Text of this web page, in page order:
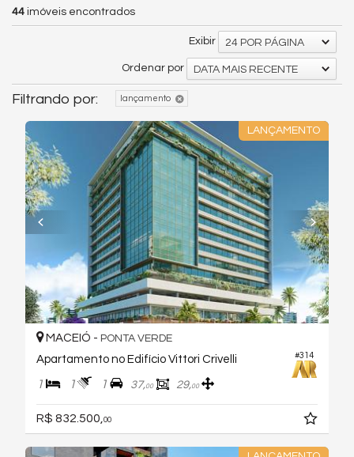
44 imóveis encontrados
Exibir 24 POR PÁGINA
Ordenar por DATA MAIS RECENTE
Filtrando por: lançamento
LANÇAMENTO
#314
MACEIÓ - PONTA VERDE
Apartamento no Edifício Vittori Crivelli
1 1 1 37,00 29,00
R$ 832.500, 00